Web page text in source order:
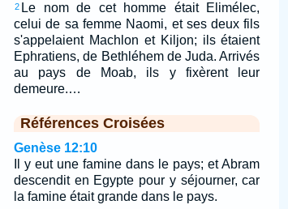
2 Le nom de cet homme était Elimélec,
celui de sa femme Naomi, et ses deux fils
s'appelaient Machlon et Kiljon; ils étaient
Ephratiens, de Bethléhem de Juda. Arrivés
au pays de Moab, ils y fixèrent leur
demeure.…
Références Croisées
Genèse 12:10
Il y eut une famine dans le pays; et Abram
descendit en Egypte pour y séjourner, car
la famine était grande dans le pays.